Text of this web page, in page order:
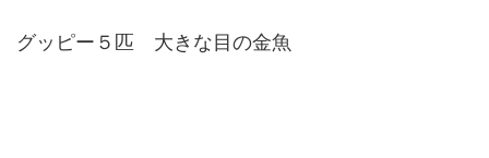
グッピー５匹 大きな目の金魚